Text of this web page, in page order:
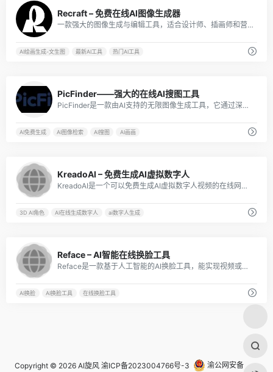
Recraft – 免费在线AI图像生成器
一款强大的图像生成与编辑工具，适合设计师、插画师和营销人员。
AI绘画生成-文生图 最新AI工具 热门AI工具
PicFinder——强大的在线AI搜图工具
PicFinder是一款由AI支持的无限图像生成工具，它通过深度学习和自然语言处理技术，可以帮助用户快速、准确地搜索和生成所需的图片。该工具于2019年正式发布，目前已经成为设计师、插画师、创意工作者等人群的必备工具之一。
AI免费生成 AI图像检索 AI搜图 AI画画
KreadoAI – 免费生成AI虚拟数字人
KreadoAI是一个可以免费生成AI虚拟数字人视频的在线网站。
3D AI角色 AI在线生成数字人 ai数字人生成
Reface – AI智能在线换脸工具
Reface是一款基于人工智能的AI换脸工具，能实现视频或动图中人脸的精准替换，创造出各种有趣的视频和照片。
AI换脸 AI换脸工具 在线换脸工具
Copyright © 2026 AI旋风 渝ICP备2023004766号-3 渝公网安备